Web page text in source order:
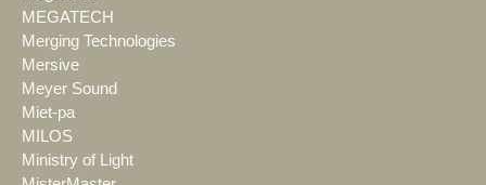
MEGATECH
Merging Technologies
Mersive
Meyer Sound
Miet-pa
MILOS
Ministry of Light